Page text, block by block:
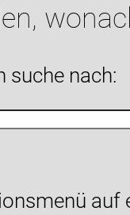
suche nach:
auf